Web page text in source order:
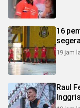
16
19 jam
Raul
Inggris